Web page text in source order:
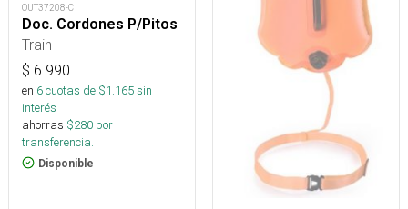
OUT37208-C
Doc. Cordones P/Pitos
Train
$ 6.990
en 6cuotas de $1.165sin
interés
ahorras $280 por
transferencia.
Disponible